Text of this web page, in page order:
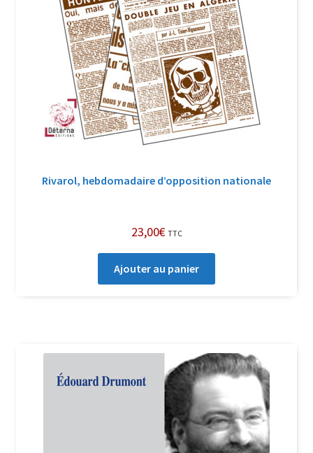
Rivarol, hebdomadaire d’opposition nationale
23,00€ TTC
Ajouter au panier